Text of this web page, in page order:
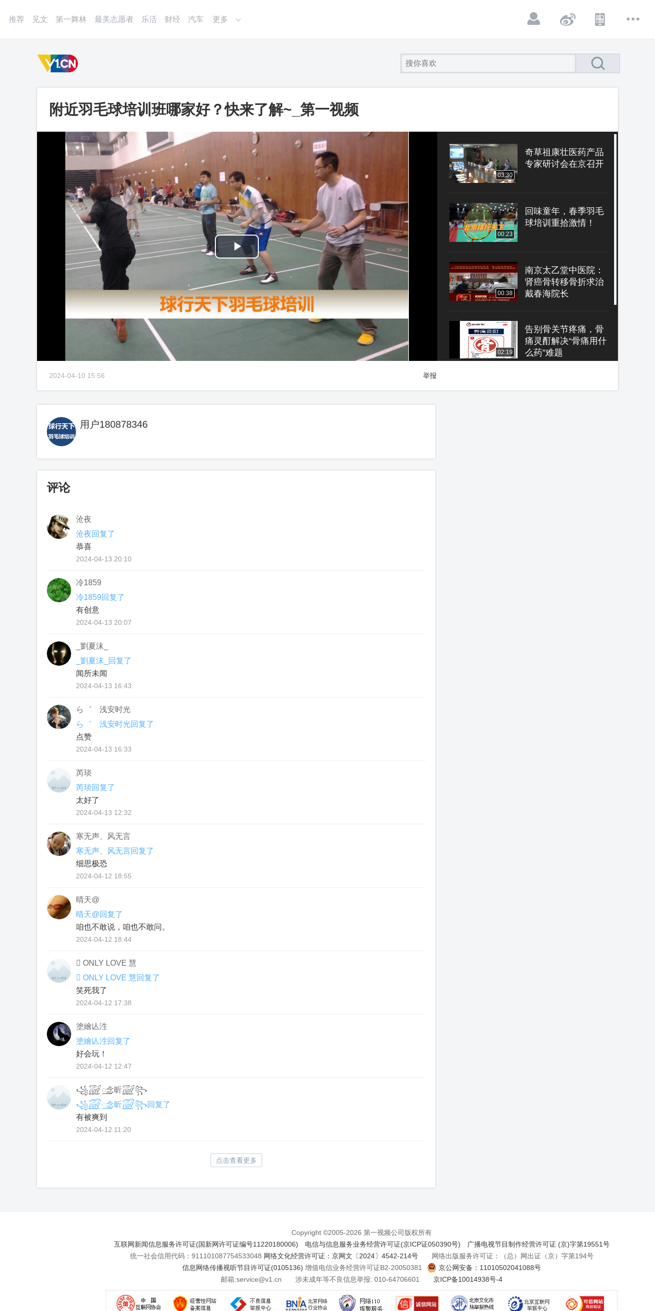
推荐 见文 第一舞林 最美志愿者 乐活 财经 汽车 更多
附近羽毛球培训班哪家好？快来了解~_第一视频
Play
Video
03:30
奇草祖康壮医药产品
专家研讨会在京召开
00:23
回味童年，春季羽毛
球培训重拾激情！
00:38
南京太乙堂中医院：
肾癌骨转移骨折求治
戴春海院长
02:19
告别骨关节疼痛，骨
痛灵酊解决“骨痛用什
么药”难题
爱旅游爱摄影之《库
2024-04-10 15:56 举报
用户180878346
评论
沧夜
沧夜回复了
恭喜
2024-04-13 20:10
冷1859
冷1859回复了
有创意
2024-04-13 20:07
_劉夏沫_
_劉夏沫_回复了
闻所未闻
2024-04-13 16:43
ら゛ 浅安时光
ら゛ 浅安时光回复了
点赞
2024-04-13 16:33
芮琰
芮琰回复了
太好了
2024-04-13 12:32
寒无声、风无言
寒无声、风无言回复了
细思极恐
2024-04-12 18:55
晴天@
晴天@回复了
咱也不敢说，咱也不敢问。
2024-04-12 18:44
 ONLY LOVE 慧
 ONLY LOVE 慧回复了
笑死我了
2024-04-12 17:38
塗繪亾泩
塗繪亾泩回复了
好会玩！
2024-04-12 12:47
꧁꫞꯭念昕꫞꧂
꧁꫞꯭念昕꫞꧂回复了
有被爽到
2024-04-12 11:20
点击查看更多
Copyright ©2005-2026 第一视频公司版权所有
互联网新闻信息服务许可证(国新网许可证编号11220180006)
电信与信息服务业务经营许可证(京ICP证050390号)
广播电视节目制作经营许可证 (京)字第19551号
统一社会信用代码：911101087754533048 网络文化经营许可证：京网文〔2024〕4542-214号网络出版服务许可证：（总）网出证（京）字第194号
信息网络传播视听节目许可证(0105136) 增值电信业务经营许可证B2-20050381
京公网安备：11010502041088号
邮箱:service@v1.cn 涉未成年等不良信息举报: 010-64706601 京ICP备10014938号-4